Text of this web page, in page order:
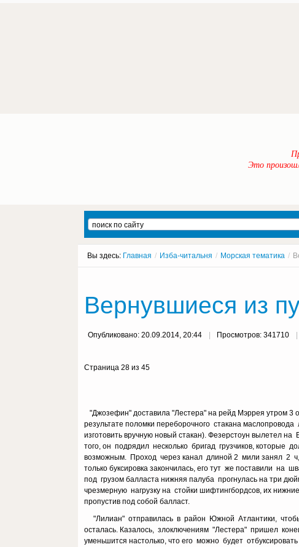
Это
Вы здесь: Главная / Изба-читальня / Морская тематика /
Вернувшиеся из
Опубликовано: 20.09.2014, 20:44 Просмотров: 341710
Страница 28 из 45
"Джозефин" доставила "Лестера" на рейд Мэррея утром 3
результате поломки переборочного стакана
изготовить вручную новый стакан). Фезерстоун вылетел
того, он подрядил несколько бригад грузчиков, которые
возможным. Проход через канал длиной 2 мили занял 2 ч,
только буксировка закончилась, его тут же поставили на
под грузом балласта нижняя палуба прогнулась на три
чрезмерную нагрузку на стойки шифтингбордсов, их
пропустив под собой балласт.
"Лилиан" отправилась в район Южной Атлантики,
осталась. Казалось, злоключениям "Лестера" пришел
уменьшится настолько, что его можно будет